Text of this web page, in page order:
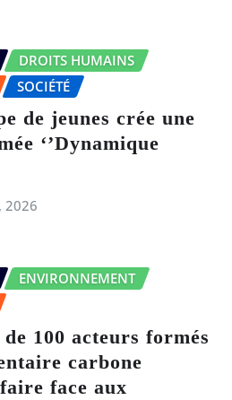
DROITS HUMAINS
SOCIÉTÉ
de jeunes crée une
‘’Dynamique
2026
ENVIRONNEMENT
100 acteurs formés
carbone
face aux